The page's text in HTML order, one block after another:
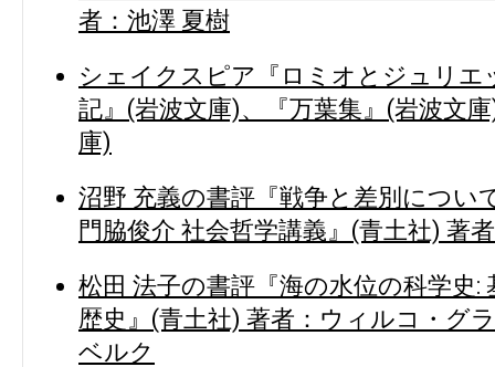
者：池澤 夏樹
シェイクスピア『ロミオとジュリエ
記』(岩波文庫)、『万葉集』(岩波文
庫)
沼野 充義の書評『戦争と差別につい
門脇俊介 社会哲学講義』(青土社) 著
松田 法子の書評『海の水位の科学史:
歴史』(青土社) 著者：ウィルコ・グ
ベルク